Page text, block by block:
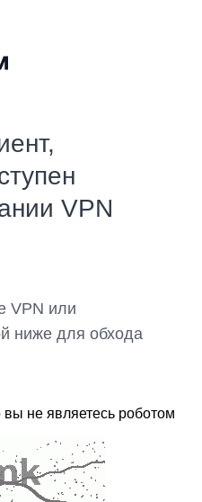
VPN
VPN или
ниже для обхода
не являетесь роботом